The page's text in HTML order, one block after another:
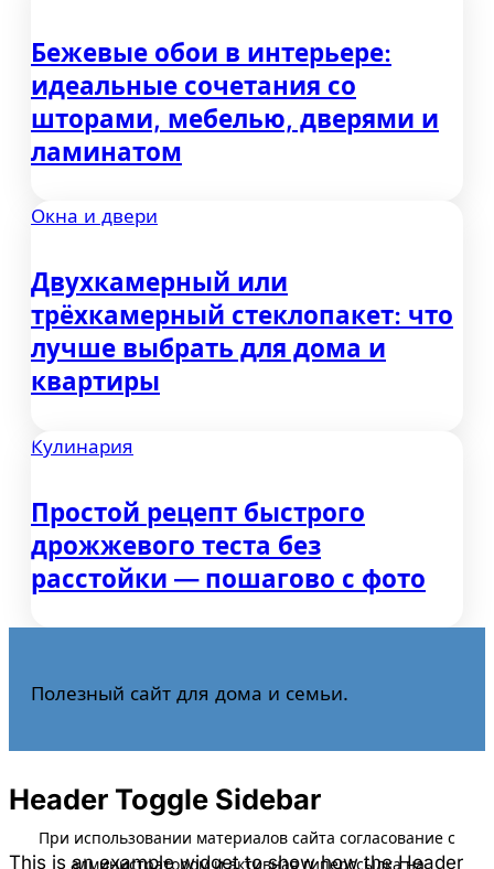
Бежевые обои в интерьере:
идеальные сочетания со
шторами, мебелью, дверями и
ламинатом
Окна и двери
Двухкамерный или
трёхкамерный стеклопакет: что
лучше выбрать для дома и
квартиры
Кулинария
Простой рецепт быстрого
дрожжевого теста без
расстойки — пошагово с фото
Полезный сайт для дома и семьи.
Header Toggle Sidebar
This is an example widget to show how the Header